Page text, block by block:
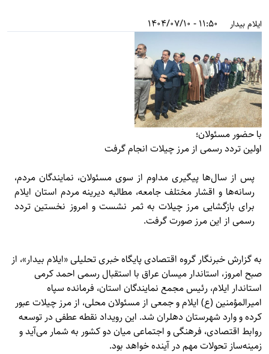
ایلام بیدار 11:50 - 1404/07/10
با حضور مسئولان؛
اولین تردد رسمی از مرز چیلات انجام گرفت
پس از سال‌ها پیگیری مداوم از سوی مسئولان، نمایندگان مردم،
رسانه‌ها و اقشار مختلف جامعه، مطالبه دیرینه مردم استان ایلام
برای بازگشایی مرز چیلات به ثمر نشست و امروز نخستین تردد
رسمی از این مرز صورت گرفت.
به گزارش خبرنگار گروه اقتصادی پایگاه خبری تحلیلی «ایلام بیدار»، از
صبح امروز، استاندار میسان عراق با استقبال رسمی احمد کرمی
استاندار ایلام، رئیس مجمع نمایندگان استان، فرمانده سپاه
امیرالمؤمنین (ع) ایلام و جمعی از مسئولان محلی، از مرز چیلات عبور
کرده و وارد شهرستان دهلران شد. این رویداد نقطه عطفی در توسعه
روابط اقتصادی، فرهنگی و اجتماعی میان دو کشور به شمار می‌آید و
زمینه‌ساز تحولات مهم در آینده خواهد بود.